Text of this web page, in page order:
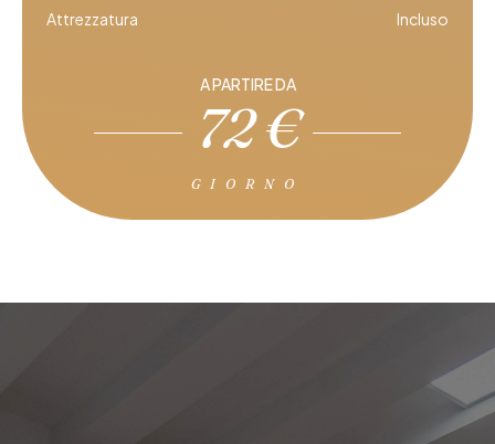
Attrezzatura
Incluso
A PARTIRE DA
72 €
GIORNO